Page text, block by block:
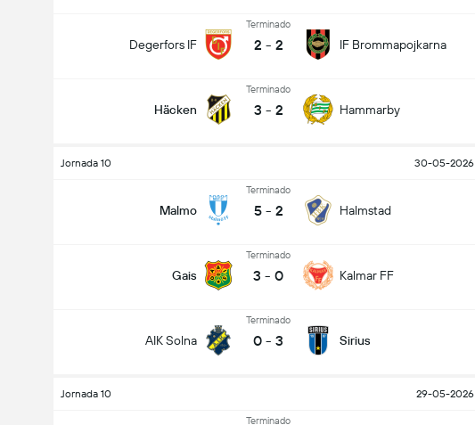
Degerfors IF
Terminado
2 - 2 IF Brommapojkarna
Häcken
Terminado
3 - 2 Hammarby
Jornada 10 30-05-2026
Malmo
Terminado
5 - 2 Halmstad
Gais
Terminado
3 - 0 Kalmar FF
AIK Solna
Terminado
0 - 3 Sirius
Jornada 10 29-05-2026
Terminado